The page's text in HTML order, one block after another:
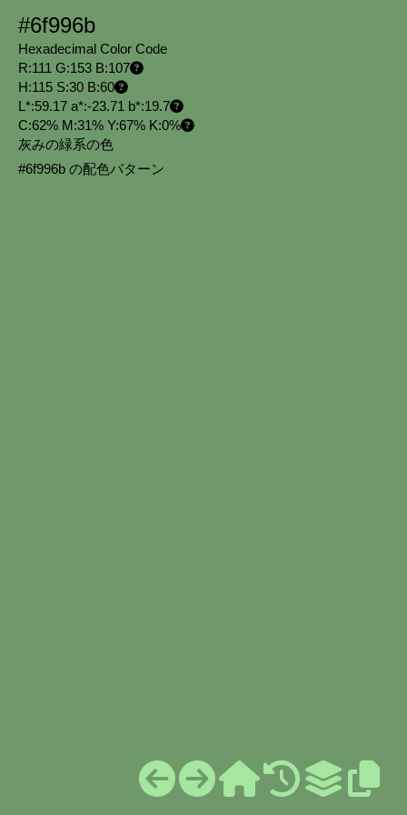
#6f996b
Hexadecimal Color Code
R:111 G:153 B:107
H:115 S:30 B:60
L*:59.17 a*:-23.71 b*:19.7
C:62% M:31% Y:67% K:0%
灰みの緑系の色
#6f996b の配色パターン